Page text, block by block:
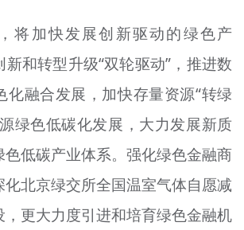
将加快发展创新驱动的绿色产
和转型升级“双轮驱动”，推进数
化融合发展，加快存量资源“转绿
绿色低碳化发展，大力发展新质
低碳产业体系。强化绿色金融商
北京绿交所全国温室气体自愿减
更大力度引进和培育绿色金融机